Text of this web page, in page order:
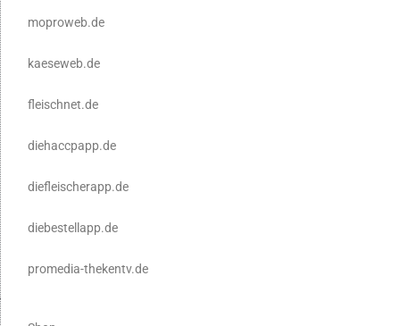
moproweb.de
kaeseweb.de
fleischnet.de
diehaccpapp.de
diefleischerapp.de
diebestellapp.de
promedia-thekentv.de